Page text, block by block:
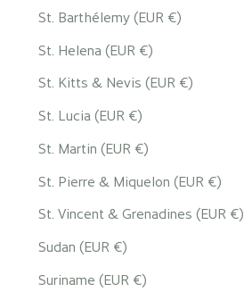
St. Barthélemy (EUR €)
St. Helena (EUR €)
St. Kitts & Nevis (EUR €)
St. Lucia (EUR €)
St. Martin (EUR €)
St. Pierre & Miquelon (EUR €)
St. Vincent & Grenadines (EUR €)
Sudan (EUR €)
Suriname (EUR €)